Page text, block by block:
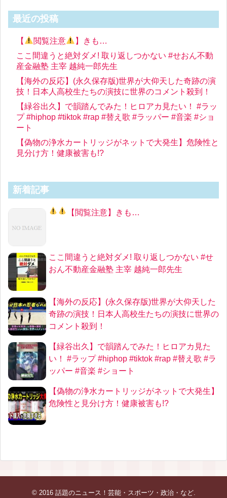
最近の投稿
【 閲覧注意
】きも…
ここ間違うと絶対ダメ! 取り返しつかない #せおん不動
産金融塾 主宰 越純一郎先生
【海外の反応】(永久保存版)世界が大仰天した奇跡の演
技！日本人高校生たちの演技に世界のコメント殺到！
【緑谷出久】で韻踏んでみた！ヒロアカ見たい！ #ラッ
プ #hiphop #tiktok #rap #替え歌 #ラッパー #音楽 #ショ
ート
【偽物の浄水カートリッジがネットで大発生】危険性と
見分け方！健康被害も!?
新着記事
【 閲覧注意】きも…
ここ間違うと絶対ダメ! 取り返しつかない #せ
おん不動産金融塾 主宰 越純一郎先生
【海外の反応】(永久保存版)世界が大仰天した
奇跡の演技！日本人高校生たちの演技に世界の
コメント殺到！
【緑谷出久】で韻踏んでみた！ヒロアカ見た
い！ #ラップ #hiphop #tiktok #rap #替え歌 #ラ
ッパー #音楽 #ショート
【偽物の浄水カートリッジがネットで大発生】
危険性と見分け方！健康被害も!?
© 2016 話題のニュース！芸能・スポーツ・政治・など.